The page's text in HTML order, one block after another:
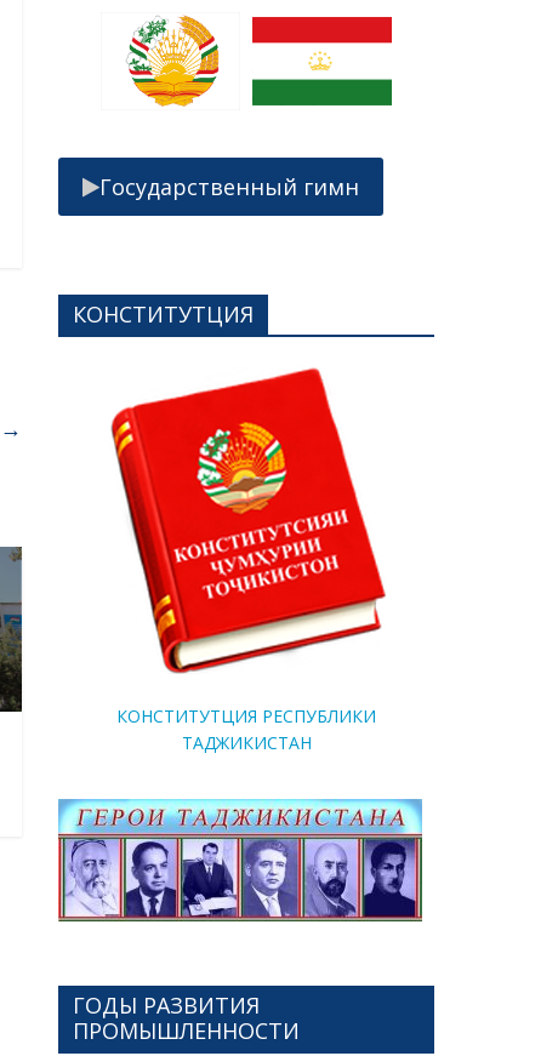
→
Государственный гимн
КОНСТИТУТЦИЯ
КОНСТИТУТЦИЯ РЕСПУБЛИКИ
ТАДЖИКИСТАН
ГОДЫ РАЗВИТИЯ
ПРОМЫШЛЕННОСТИ